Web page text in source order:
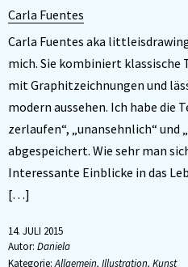
Carla Fuentes
Carla Fuentes aka
mich. Sie kombiniert klassische
mit Graphitzeichnungen und
modern aussehen. Ich habe die
zerlaufen“, „unansehnlich“
abgespeichert. Wie sehr man
Interessante Einblicke in das
[…]
14. JULI 2015
Autor: Daniela
Kategorie:Allgemein, Illustration, Kunst